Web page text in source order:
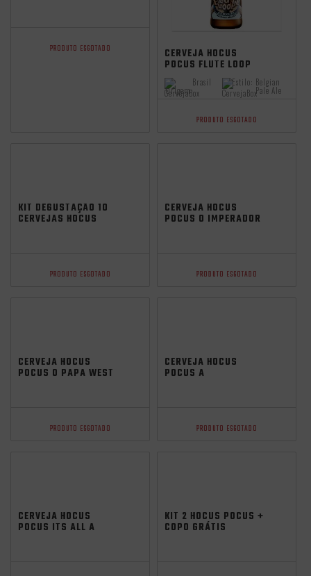
PRODUTO ESGOTADO CERVEJA HOCUS
POCUS FLUTE LOOP
BELGIAN ALE 500ML
Origem:
Brasil Estilo: Belgian
Pale Ale
PRODUTO ESGOTADO
KIT DEGUSTAÇÃO 10
CERVEJAS HOCUS
PRODUTO ESGOTADO
CERVEJA HOCUS
POCUS O IMPERADOR
PRODUTO ESGOTADO
CERVEJA HOCUS
POCUS O PAPA WEST
PRODUTO ESGOTADO
CERVEJA HOCUS
POCUS A
PRODUTO ESGOTADO
CERVEJA HOCUS
POCUS ITS ALL A
KIT 2 HOCUS POCUS +
COPO GRÁTIS